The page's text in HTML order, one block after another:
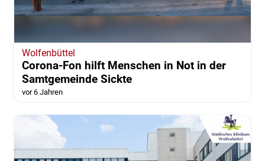
Wolfenbüttel
Corona-Fon hilft Menschen in Not in der
Samtgemeinde Sickte
vor 6 Jahren